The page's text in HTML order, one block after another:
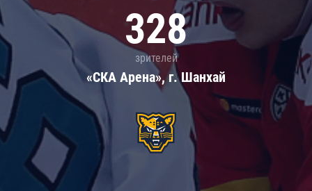
328
зрителей
«СКА Арена», г. Шанхай